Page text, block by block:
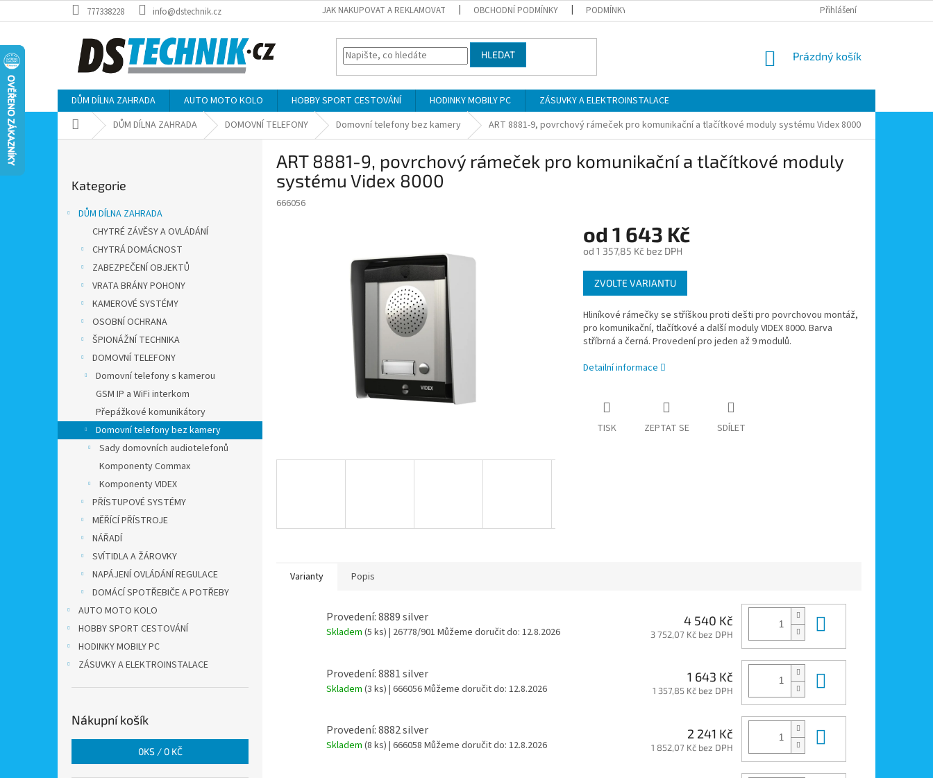
na
777338228 info@dstechnik.cz JAK NAKUPOVAT A REKLAMOVAT OBCHODNÍ PODMÍNKY PODMÍNKY OCHRANY OSOBNÍCH ÚDAJŮ MOJE OBJEDNÁVKA
Přihlášení
HLEDAT
NÁKUPNÍ
Prázdný košík
DŮM DÍLNA ZAHRADA AUTO MOTO KOLO HOBBY SPORT CESTOVÁNÍ HODINKY MOBILY PC
ZÁSUVKY A ELEKTROINSTALACE
Domů DŮM DÍLNA ZAHRADA DOMOVNÍ TELEFONY Domovní telefony bez kamery ART 8881-9, povrchový rámeček pro komunikační a tlačítkové moduly systému Videx 8000
kategorie
Kategorie
DŮM DÍLNA ZAHRADA
CHYTRÉ ZÁVĚSY A OVLÁDÁNÍ
CHYTRÁ DOMÁCNOST
ZABEZPEČENÍ OBJEKTŮ
VRATA BRÁNY POHONY
KAMEROVÉ SYSTÉMY
OSOBNÍ OCHRANA
ŠPIONÁŽNÍ TECHNIKA
DOMOVNÍ TELEFONY
Domovní telefony s kamerou
GSM IP a WiFi interkom
Přepážkové komunikátory
Domovní telefony bez kamery
Sady domovních audiotelefonů
Komponenty Commax
Komponenty VIDEX
PŘÍSTUPOVÉ SYSTÉMY
MĚŘÍCÍ PŘÍSTROJE
NÁŘADÍ
SVÍTIDLA A ŽÁROVKY
NAPÁJENÍ OVLÁDÁNÍ REGULACE
DOMÁCÍ SPOTŘEBIČE A POTŘEBY
AUTO MOTO KOLO
HOBBY SPORT CESTOVÁNÍ
HODINKY MOBILY PC
ZÁSUVKY A ELEKTROINSTALACE
Nákupní košík
0KS / 0 KČ
ART 8881-9, povrchový rámeček pro komunikační a tlačítkové moduly
systému Videx 8000
666056
od 1 643 Kč
od 1 357,85 Kčbez DPH
Měrná
cena:
ZVOLTE VARIANTU
Hliníkové rámečky se stříškou proti dešti pro povrchovou montáž,
pro komunikační, tlačítkové a další moduly VIDEX 8000. Barva
stříbrná a černá. Provedení pro jeden až 9 modulů.
Detailní informace
TISK ZEPTAT SE SDÍLET
Varianty Popis
Provedení: 8889 silver
Skladem (5 ks) | 26778/901 Můžeme doručit do: 12.8.2026
4 540 Kč
3 752,07 Kč bez DPH
Provedení: 8881 silver
Skladem (3 ks) | 666056Můžeme doručit do: 12.8.2026
1 643 Kč
1 357,85 Kč bez DPH
Provedení: 8882 silver
Skladem (8 ks) | 666058 Můžeme doručit do: 12.8.2026
2 241 Kč
1 852,07 Kč bez DPH